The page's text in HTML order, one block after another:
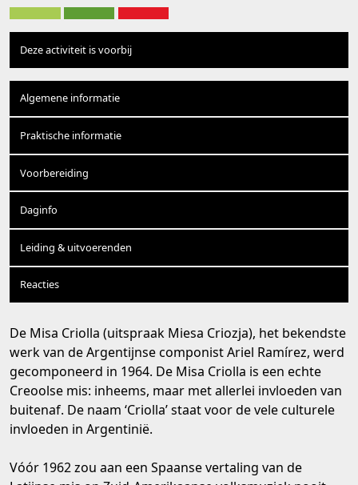
Deze activiteit is voorbij
Algemene informatie
Praktische informatie
Voorbereiding
Daginfo
Leiding & uitvoerenden
Reacties
De Misa Criolla (uitspraak Miesa Criozja), het bekendste
werk van de Argentijnse componistAriel Ramírez, werd
gecomponeerd in 1964. De Misa Criolla is een echte
Creoolse mis: inheems, maar met allerlei invloeden van
buitenaf. De naam ‘Criolla’ staat voor de vele culturele
invloeden in Argentinië.
Vóór 1962 zou aan een Spaanse vertaling van de